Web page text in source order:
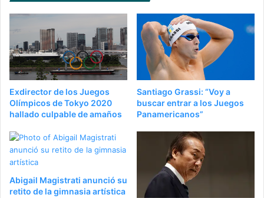
Exdirector de los Juegos
Olímpicos de Tokyo 2020
hallado culpable de amaños
Santiago Grassi: “Voy a
buscar entrar a los Juegos
Panamericanos”
Abigail Magistrati anunció su
retito de la gimnasia artística